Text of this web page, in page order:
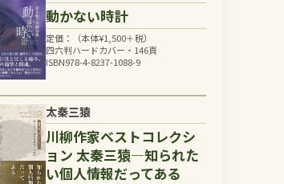
動かない時計
定価：（本体¥1,500＋税）
四六判ハードカバー・146頁
ISBN978-4-8237-1088-9
太秦三猿
川柳作家ベストコレクシ
ョン 太秦三猿―知られた
い個人情報だってある